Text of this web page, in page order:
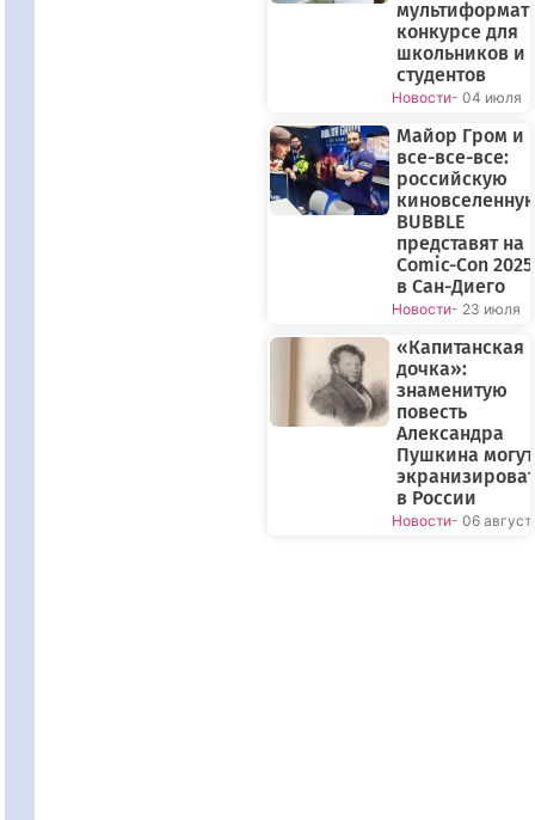
конкурсе для
школьников и
студентов
Новости- 04 июля
Майор Гром и
все-все-все:
российскую
BUBBLE
представят на
Comic-Con 2025
в Сан-Диего
Новости- 23 июля
«Капитанская
дочка»:
знаменитую
повесть
Александра
Пушкина могут
в России
Новости- 06